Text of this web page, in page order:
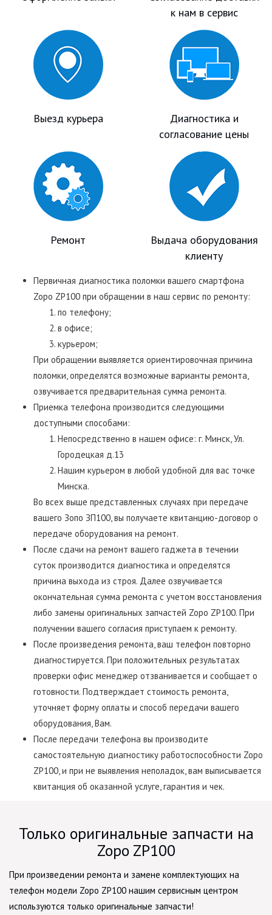
к нам в сервис
Выезд курьера
Диагностика и
согласование цены
Ремонт
Выдача оборудования
клиенту
Первичная диагностика поломки вашего смартфона
Zopo ZP100 при обращении в наш сервис по ремонту:
по телефону;
в офисе;
курьером;
При обращении выявляется ориентировочная причина
поломки, определятся возможные варианты ремонта,
озвучивается предварительная сумма ремонта.
Приемка телефона производится следующими
доступными способами:
Непосредственно в нашем офисе: г. Минск, Ул.
Городецкая д.13
Нашим курьером в любой удобной для вас точке
Минска.
Во всех выше представленных случаях при передаче
вашего Зопо ЗП100, вы получаете квитанцию-договор о
передаче оборудования на ремонт.
После сдачи на ремонт вашего гаджета в течении
суток производится диагностика и определятся
причина выхода из строя. Далее озвучивается
окончательная сумма ремонта с учетом восстановления
либо замены оригинальных запчастей Zopo ZP100. При
получении вашего согласия приступаем к ремонту.
После произведения ремонта, ваш телефон повторно
диагностируется. При положительных результатах
проверки офис менеджер отзванивается и сообщает о
готовности. Подтверждает стоимость ремонта,
уточняет форму оплаты и способ передачи вашего
оборудования, Вам.
После передачи телефона вы производите
самостоятельную диагностику работоспособности Zopo
ZP100, и при не выявления неполадок, вам выписывается
квитанция об оказанной услуге, гарантия и чек.
Только оригинальные запчасти на
Zopo ZP100
При произведении ремонта и замене комплектующих на
телефон модели Zopo ZP100 нашим сервисным центром
используются только оригинальные запчасти!